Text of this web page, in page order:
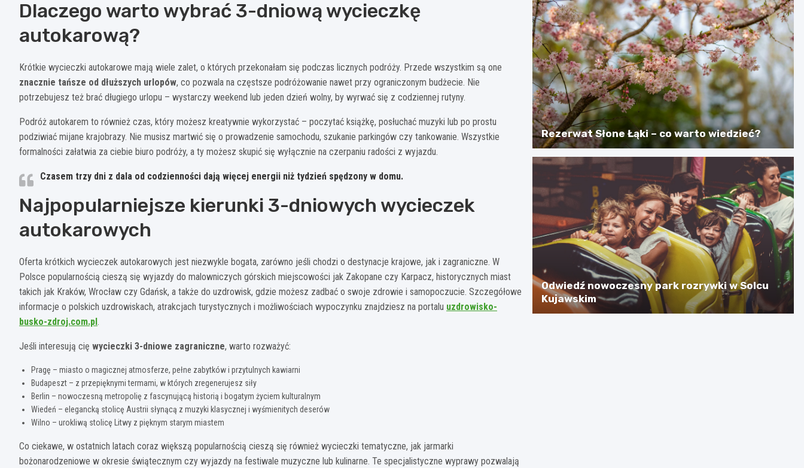
Dlaczego warto wybrać 3-dniową wycieczkę
autokarową?
Krótkie wycieczki autokarowe mają wiele zalet, o których przekonałam się podczas licznych podróży. Przede wszystkim są one
znacznie tańsze od dłuższych urlopów, co pozwala na częstsze podróżowanie nawet przy ograniczonym budżecie. Nie
potrzebujesz też brać długiego urlopu – wystarczy weekend lub jeden dzień wolny, by wyrwać się z codziennej rutyny.
Podróż autokarem to również czas, który możesz kreatywnie wykorzystać – poczytać książkę, posłuchać muzyki lub po prostu
podziwiać mijane krajobrazy. Nie musisz martwić się o prowadzenie samochodu, szukanie parkingów czy tankowanie. Wszystkie
formalności załatwia za ciebie biuro podróży, a ty możesz skupić się wyłącznie na czerpaniu radości z wyjazdu.
Czasem trzy dni z dala od codzienności dają więcej energii niż tydzień spędzony w domu.
Najpopularniejsze kierunki 3-dniowych wycieczek
autokarowych
Oferta krótkich wycieczek autokarowych jest niezwykle bogata, zarówno jeśli chodzi o destynacje krajowe, jak i zagraniczne. W
Polsce popularnością cieszą się wyjazdy do malowniczych górskich miejscowości jak Zakopane czy Karpacz, historycznych miast
takich jak Kraków, Wrocław czy Gdańsk, a także do uzdrowisk, gdzie możesz zadbać o swoje zdrowie i samopoczucie. Szczegółowe
informacje o polskich uzdrowiskach, atrakcjach turystycznych i możliwościach wypoczynku znajdziesz na portalu uzdrowisko-
busko-zdroj.com.pl.
Jeśli interesują cię wycieczki 3-dniowe zagraniczne, warto rozważyć:
Pragę – miasto o magicznej atmosferze, pełne zabytków i przytulnych kawiarni
Budapeszt – z przepięknymi termami, w których zregenerujesz siły
Berlin – nowoczesną metropolię z fascynującą historią i bogatym życiem kulturalnym
Wiedeń – elegancką stolicę Austrii słynącą z muzyki klasycznej i wyśmienitych deserów
Wilno – urokliwą stolicę Litwy z pięknym starym miastem
Co ciekawe, w ostatnich latach coraz większą popularnością cieszą się również wycieczki tematyczne, jak jarmarki
bożonarodzeniowe w okresie świątecznym czy wyjazdy na festiwale muzyczne lub kulinarne. Te specjalistyczne wyprawy pozwalają
Rezerwat Słone Łąki – co warto wiedzieć?
Odwiedź nowoczesny park rozrywki w Solcu
Kujawskim